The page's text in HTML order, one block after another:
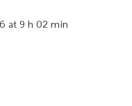
at 9 h 02 min